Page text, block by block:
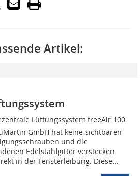
Artikel:
Lüftungssystem freeAir 100
GmbH hat keine sichtbaren
und die
Edelstahlgitter verstecken
in der Fensterleibung. Diese...